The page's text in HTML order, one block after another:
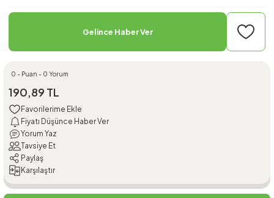
Gelince Haber Ver
0 - Puan - 0 Yorum
190,89 TL
Fiyatı Düşünce Haber Ver
Yorum Yaz
Tavsiye Et
Paylaş
Karşılaştır